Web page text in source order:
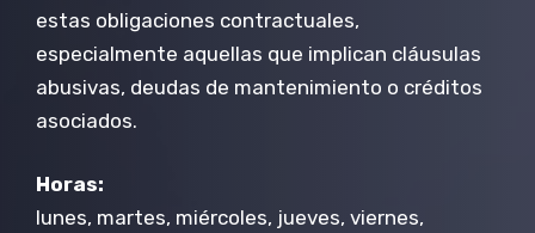
estas obligaciones contractuales,
especialmente aquellas que implican cláusulas
abusivas, deudas de mantenimiento o créditos
asociados.
Horas:
lunes, martes, miércoles, jueves, viernes,